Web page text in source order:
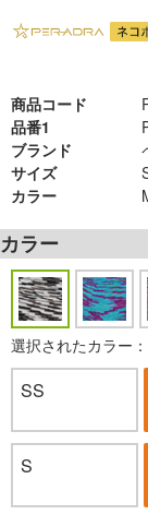
商品コード
品番1
ブランド
サイズ
カラー
カラー
選択されたカラー
SS
S